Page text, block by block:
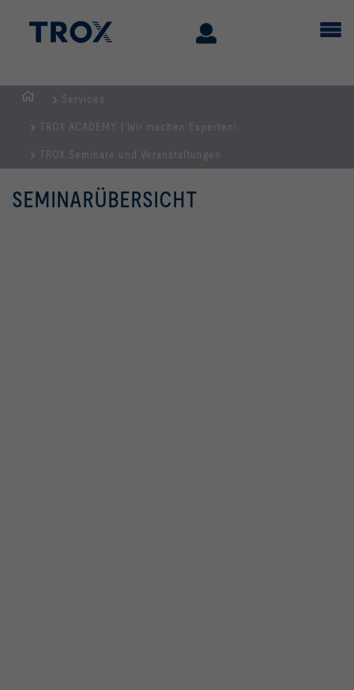
Services
TROX ACADEMY | Wir machen Experten!
TROX Seminare und Veranstaltungen
SEMINARÜBERSICHT